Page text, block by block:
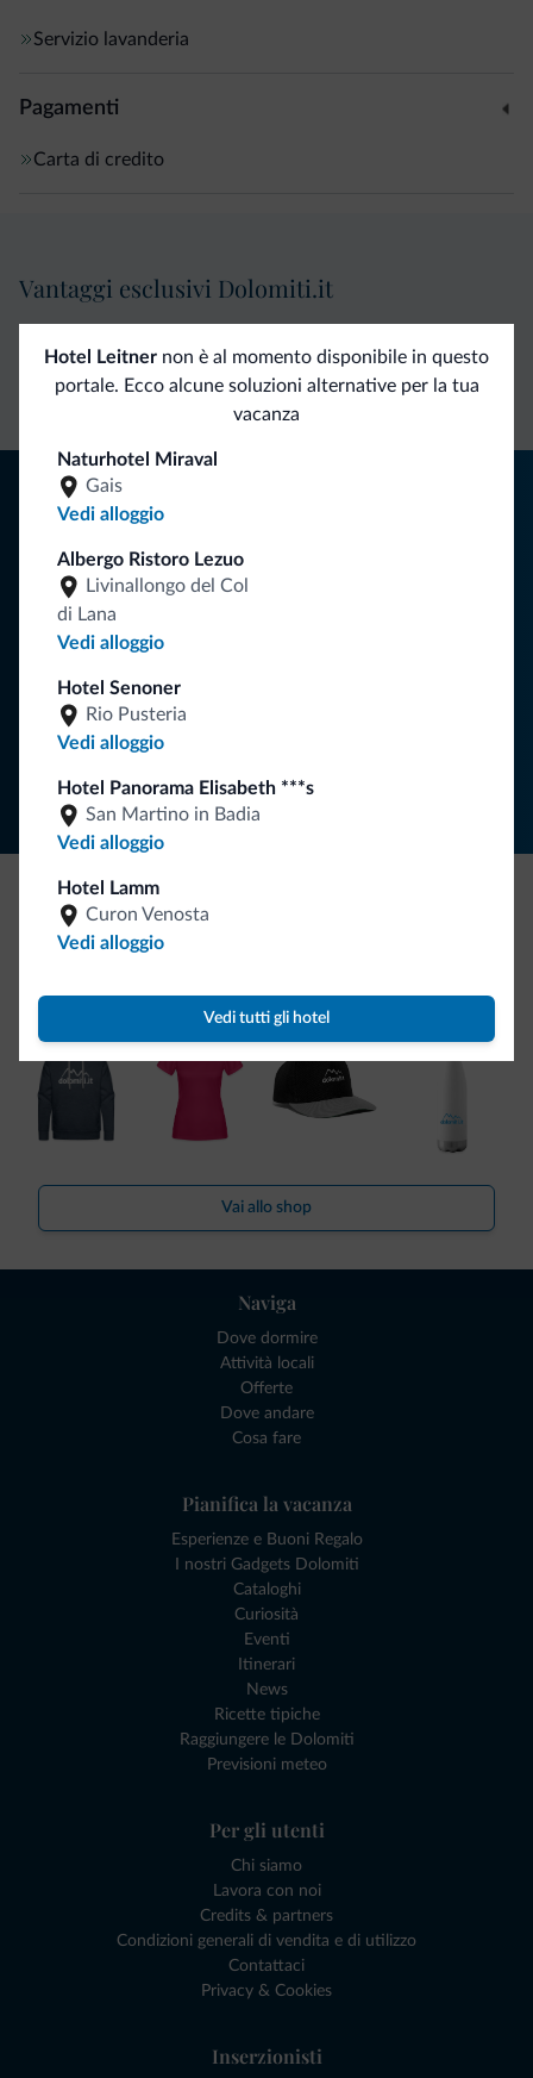
Servizio lavanderia
Pagamenti
Carta di credito
Hotel Leitner non è al momento disponibile in questo
portale. Ecco alcune soluzioni alternative per la tua
vacanza
Naturhotel Miraval
Gais
Vedi alloggio
Albergo Ristoro Lezuo
Livinallongo del Col
di Lana
Vedi alloggio
Hotel Senoner
Rio Pusteria
Vedi alloggio
Hotel Panorama Elisabeth ***s
San Martino in Badia
Vedi alloggio
Hotel Lamm
Curon Venosta
Vedi alloggio
Vedi tutti gli hotel
Vantaggi esclusivi Dolomiti.it
Contatto
diretto
Tariffe
vantaggiose
Richieste non
vincolanti
vacanza nelle Dolomiti.
Be Original, scopri la nuova collezione
Vai allo shop
Naviga
Dove dormire
Attività locali
Offerte
Dove andare
Cosa fare
Pianifica la vacanza
Esperienze e Buoni Regalo
I nostri Gadgets Dolomiti
Cataloghi
Curiosità
Eventi
Itinerari
News
Ricette tipiche
Raggiungere le Dolomiti
Previsioni meteo
Per gli utenti
Chi siamo
Lavora con noi
Credits & partners
Condizioni generali di vendita e di utilizzo
Contattaci
Privacy & Cookies
Inserzionisti